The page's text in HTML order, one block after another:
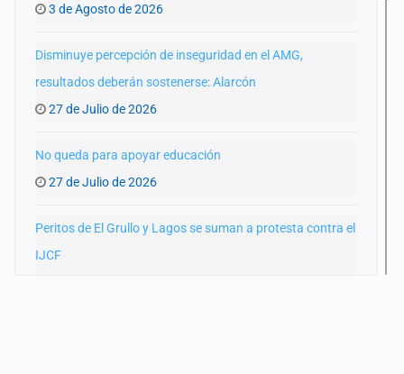
3 de Agosto de 2026
Disminuye percepción de inseguridad en el AMG,
resultados deberán sostenerse: Alarcón
27 de Julio de 2026
No queda para apoyar educación
27 de Julio de 2026
Peritos de El Grullo y Lagos se suman a protesta contra el
IJCF